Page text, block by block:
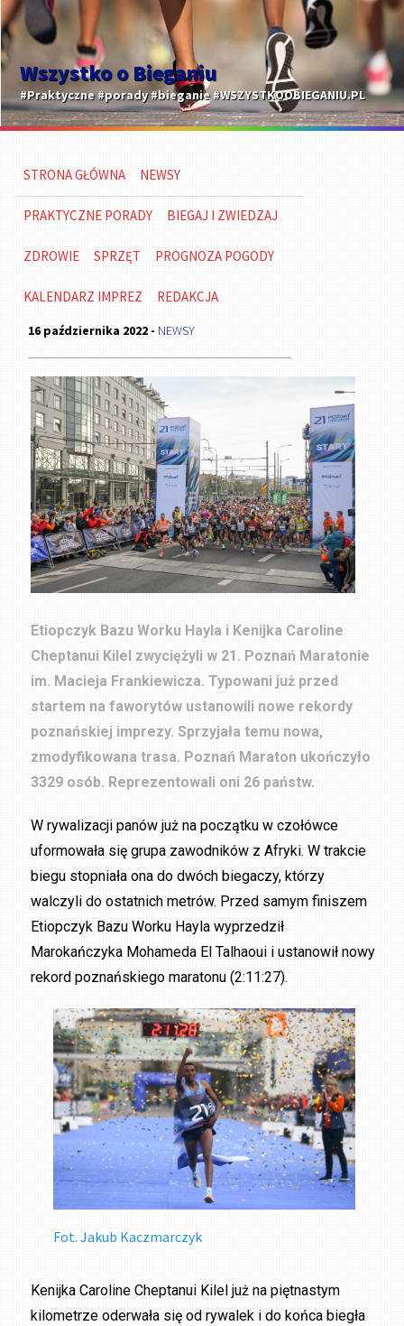
Wszystko o Bieganiu
#Praktyczne #porady #bieganie #WSZYSTKOOBIEGANIU.PL
STRONA GŁÓWNA NEWSY
PRAKTYCZNE PORADY BIEGAJ I ZWIEDZAJ
ZDROWIE SPRZĘT PROGNOZA POGODY
KALENDARZ IMPREZ REDAKCJA
16 października 2022 - NEWSY
Etiopczyk Bazu Worku Hayla i Kenijka Caroline
Cheptanui Kilel zwyciężyli w 21. Poznań Maratonie
im. Macieja Frankiewicza. Typowani już przed
startem na faworytów ustanowili nowe rekordy
poznańskiej imprezy. Sprzyjała temu nowa,
zmodyfikowana trasa. Poznań Maraton ukończyło
3329 osób. Reprezentowali oni 26 państw.
W rywalizacji panów już na początku w czołówce
uformowała się grupa zawodników z Afryki. W trakcie
biegu stopniała ona do dwóch biegaczy, którzy
walczyli do ostatnich metrów. Przed samym finiszem
Etiopczyk Bazu Worku Hayla wyprzedził
Marokańczyka Mohameda El Talhaoui i ustanowił nowy
rekord poznańskiego maratonu (2:11:27).
Fot. Jakub Kaczmarczyk
Kenijka Caroline Cheptanui Kilel już na piętnastym
kilometrze oderwała się od rywalek i do końca biegła